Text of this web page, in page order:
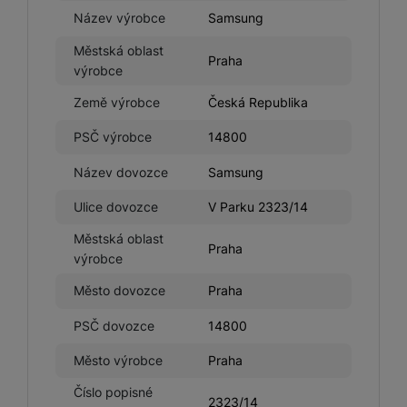
Tyto cookies nám umožňují měření výkonu našeho webu i
návštěv a zdroje návštěv našich internetových stránek. Data
získaná pomocí těchto cookies zpracováváme souhrnně a
anonymně, takže nejsme schopni identifikovat konkrétní
uživatele našeho webu.
reklamou.
Povoleno
Marketingové cookies používáme my nebo naši partneři,
abychom vám mohli zobrazit vhodné obsahy nebo reklamy jak
na našich stránkách, tak na stránkách třetích stran.
Název výrobce Samsung
Městská oblast
výrobce
Praha
Země výrobce Česká Republika
PSČ výrobce 14800
Název dovozce Samsung
Ulice dovozce V Parku 2323/14
Městská oblast
výrobce
Praha
Město dovozce Praha
PSČ dovozce 14800
Město výrobce Praha
Číslo popisné
2323/14